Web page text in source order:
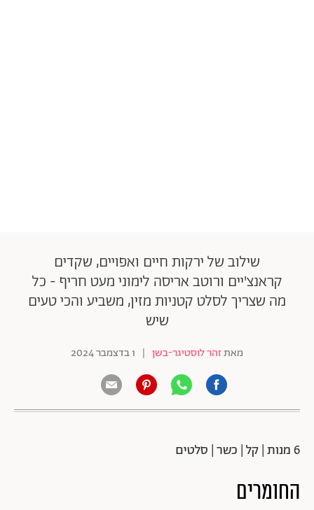
שילוב של ירקות חיים ואפויים, שקדים
קראנצ'יים ורוטב אריסה לימוני מעט חריף - כל
מה שצריך לסלט קטניות מזין, משביע והכי טעים
שיש
מאתזהר לוסטיגר-בשן | 1 בדצמבר 2024
6 מנות | קל | כשר | סלטים
החומרים